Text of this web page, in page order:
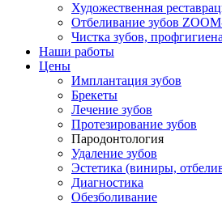
Художественная
Отбеливание зубов
Чистка зубов, профгигиена
Наши работы
Цены
Имплантация зубов
Брекеты
Лечение зубов
Протезирование зубов
Пародонтология
Удаление зубов
Эстетика (виниры,
Диагностика
Обезболивание